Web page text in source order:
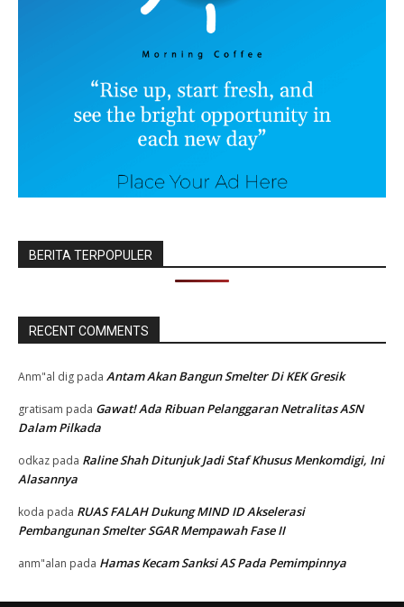
BERITA TERPOPULER
RECENT COMMENTS
Anm"al dig pada Antam Akan Bangun Smelter Di KEK Gresik
gratisam pada Gawat! Ada Ribuan Pelanggaran Netralitas ASN
Dalam Pilkada
odkaz pada Raline Shah Ditunjuk Jadi Staf Khusus Menkomdigi, Ini
Alasannya
koda pada RUAS FALAH Dukung MIND ID Akselerasi
Pembangunan Smelter SGAR Mempawah Fase II
anm"alan pada Hamas Kecam Sanksi AS Pada Pemimpinnya